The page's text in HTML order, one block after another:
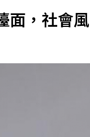
面，社會